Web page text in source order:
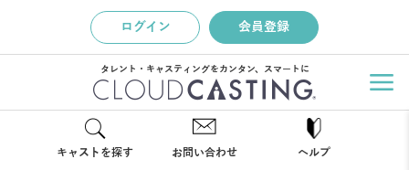
ログイン 会員登録
タレント・キャスティングをカンタン、スマートに
キャストを探す お問い合わせ ヘルプ